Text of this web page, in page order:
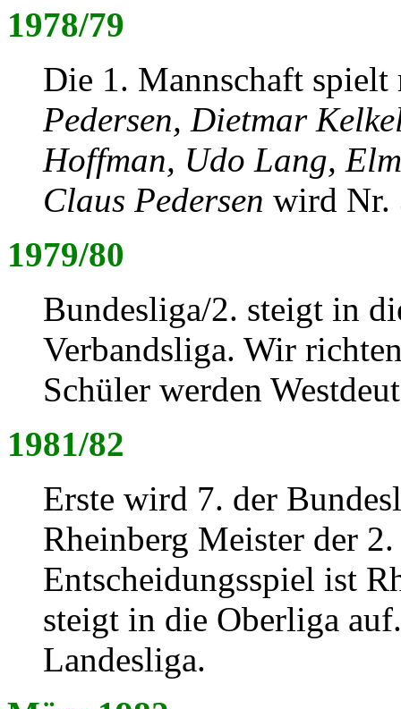
1978/79
Die 1. Mannschaft
Pedersen, Dietmar
Hoffman, Udo Lang,
Claus Pedersen wird Nr.
1979/80
Bundesliga/2. steigt in
Verbandsliga. Wir
Schüler werden
1981/82
Erste wird 7. der
Rheinberg Meister der
Entscheidungsspiel ist
steigt in die Oberliga
Landesliga.